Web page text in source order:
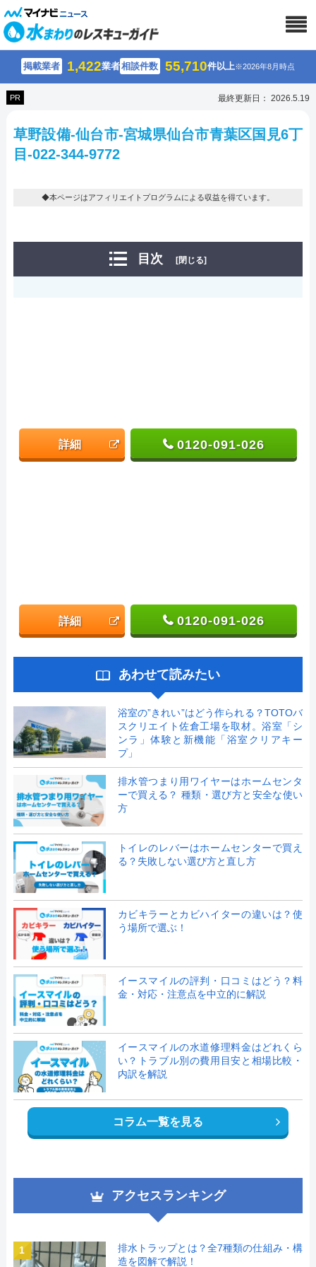
掲載業者 1,422業者相談件数 55,710件以上※2026年8月時点
PR 最終更新日： 2026.5.19
草野設備-仙台市-宮城県仙台市青葉区国見6丁
目-022-344-9772
◆本ページはアフィリエイトプログラムによる収益を得ています。
目次 [閉じる]
詳細 0120-091-026
詳細 0120-091-026
あわせて読みたい
浴室の”きれい”はどう作られる？TOTOバ
スクリエイト佐倉工場を取材。浴室「シ
ンラ」体験と新機能「浴室クリアキー
プ」
排水管つまり用ワイヤーはホームセンタ
ーで買える？ 種類・選び方と安全な使い
方
トイレのレバーはホームセンターで買え
る？失敗しない選び方と直し方
カビキラーとカビハイターの違いは？使
う場所で選ぶ！
イースマイルの評判・口コミはどう？料
金・対応・注意点を中立的に解説
イースマイルの水道修理料金はどれくら
い？トラブル別の費用目安と相場比較・
内訳を解説
コラム一覧を見る
アクセスランキング
1
排水トラップとは？全7種類の仕組み・構
造を図解で解説！